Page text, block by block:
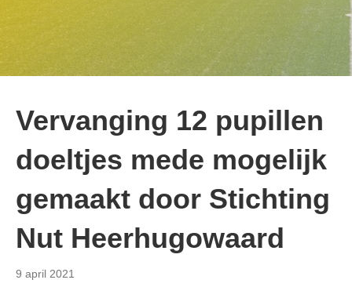
Vervanging 12 pupillen
doeltjes mede mogelijk
gemaakt door Stichting
Nut Heerhugowaard
9 april 2021